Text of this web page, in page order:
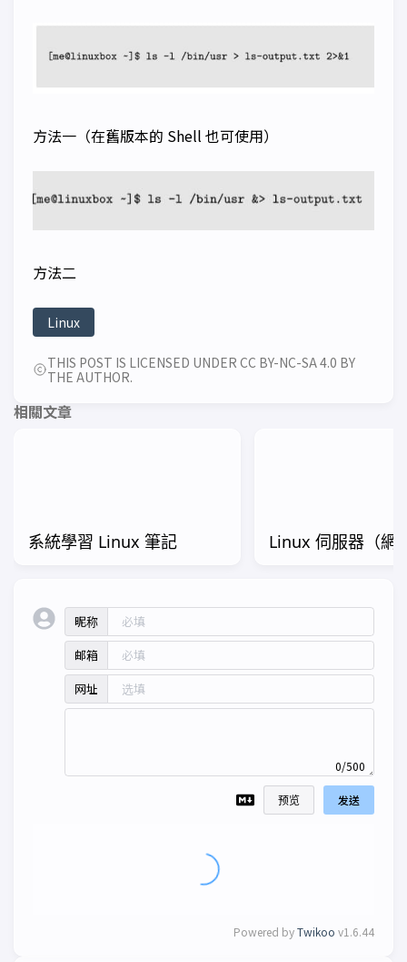
方法一（在舊版本的 Shell 也可使用）
方法二
Linux
THIS POST IS LICENSED UNDER CC BY-NC-SA 4.0 BY
THE AUTHOR.
相關文章
系統學習 Linux 筆記 Linux 伺服器（網
昵称
邮箱
网址
0/500
预览 发送
Powered byTwikoo v1.6.44